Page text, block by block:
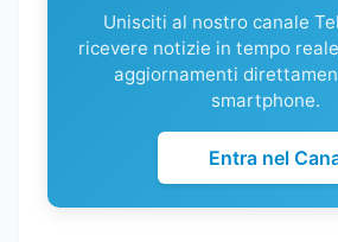
Unisciti al nostro canale
ricevere notizie in tempo
aggiornamenti
smartphone.
Entra nel